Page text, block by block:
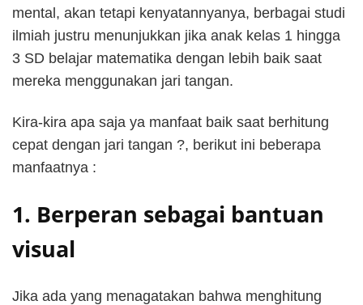
mental, akan tetapi kenyatannyanya, berbagai studi
ilmiah justru menunjukkan jika anak kelas 1 hingga
3 SD belajar matematika dengan lebih baik saat
mereka menggunakan jari tangan.
Kira-kira apa saja ya manfaat baik saat berhitung
cepat dengan jari tangan ?, berikut ini beberapa
manfaatnya :
1. Berperan sebagai bantuan
visual
Jika ada yang menagatakan bahwa menghitung